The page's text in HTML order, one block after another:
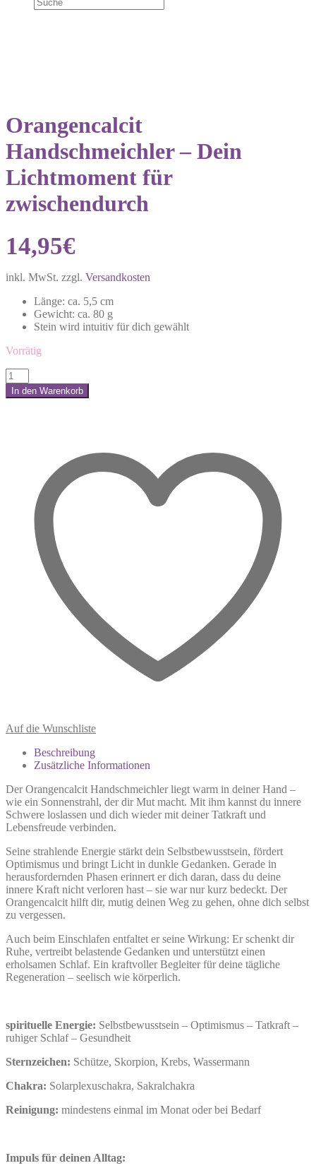
Orangencalcit
Handschmeichler – Dein
Lichtmoment für
zwischendurch
14,95€
inkl. MwSt. zzgl. Versandkosten
Länge: ca. 5,5 cm
Gewicht: ca. 80 g
Stein wird intuitiv für dich gewählt
Vorrätig
Orangencalcit
Handschmeichler
–
In den Warenkorb
Auf die Wunschliste
Beschreibung
Zusätzliche Informationen
Der Orangencalcit Handschmeichler liegt warm in deiner Hand –
wie ein Sonnenstrahl, der dir Mut macht. Mit ihm kannst du innere
Schwere loslassen und dich wieder mit deiner Tatkraft und
Lebensfreude verbinden.
Seine strahlende Energie stärkt dein Selbstbewusstsein, fördert
Optimismus und bringt Licht in dunkle Gedanken. Gerade in
herausfordernden Phasen erinnert er dich daran, dass du deine
innere Kraft nicht verloren hast – sie war nur kurz bedeckt. Der
Orangencalcit hilft dir, mutig deinen Weg zu gehen, ohne dich selbst
zu vergessen.
Auch beim Einschlafen entfaltet er seine Wirkung: Er schenkt dir
Ruhe, vertreibt belastende Gedanken und unterstützt einen
erholsamen Schlaf. Ein kraftvoller Begleiter für deine tägliche
Regeneration – seelisch wie körperlich.
spirituelle Energie: Selbstbewusstsein – Optimismus – Tatkraft –
ruhiger Schlaf – Gesundheit
Sternzeichen: Schütze, Skorpion, Krebs, Wassermann
Chakra: Solarplexuschakra, Sakralchakra
Reinigung: mindestens einmal im Monat oder bei Bedarf
Impuls für deinen Alltag: